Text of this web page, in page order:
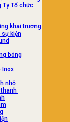
Ty Tổ chức
khai trương
sự kiện
bóng
Inox
nhỏ
thanh